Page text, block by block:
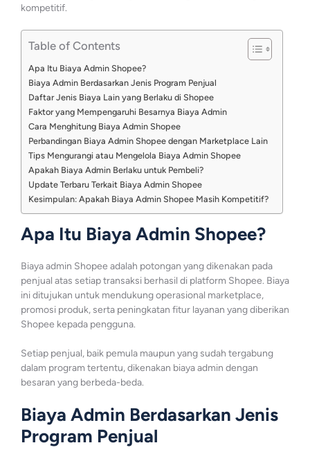
kompetitif.
Table of Contents
Apa Itu Biaya Admin Shopee?
Biaya Admin Berdasarkan Jenis Program Penjual
Daftar Jenis Biaya Lain yang Berlaku di Shopee
Faktor yang Mempengaruhi Besarnya Biaya Admin
Cara Menghitung Biaya Admin Shopee
Perbandingan Biaya Admin Shopee dengan Marketplace Lain
Tips Mengurangi atau Mengelola Biaya Admin Shopee
Apakah Biaya Admin Berlaku untuk Pembeli?
Update Terbaru Terkait Biaya Admin Shopee
Kesimpulan: Apakah Biaya Admin Shopee Masih Kompetitif?
Apa Itu Biaya Admin Shopee?
Biaya admin Shopee adalah potongan yang dikenakan pada
penjual atas setiap transaksi berhasil di platform Shopee. Biaya
ini ditujukan untuk mendukung operasional marketplace,
promosi produk, serta peningkatan fitur layanan yang diberikan
Shopee kepada pengguna.
Setiap penjual, baik pemula maupun yang sudah tergabung
dalam program tertentu, dikenakan biaya admin dengan
besaran yang berbeda-beda.
Biaya Admin Berdasarkan Jenis
Program Penjual